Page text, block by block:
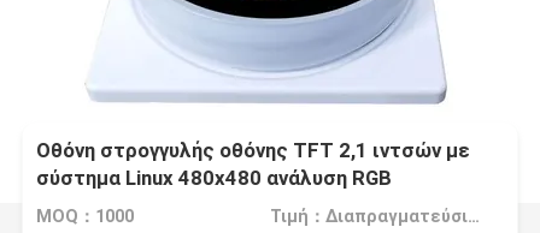
Οθόνη στρογγυλής οθόνης TFT 2,1 ιντσών με
σύστημα Linux 480x480 ανάλυση RGB
MOQ：1000 Τιμή：Διαπραγματεύσιμα